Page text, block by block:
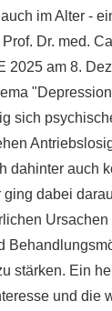
im Alter -
Dr. med.
2025 am 8.
sich
dahinter auch
dabei
stärken. Ein
und die